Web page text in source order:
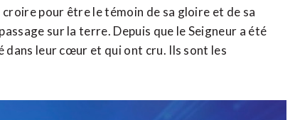
pour être le témoin de sa gloire et de sa
sur la terre. Depuis que le Seigneur a été
dans leur cœur et qui ont cru. Ils sont les